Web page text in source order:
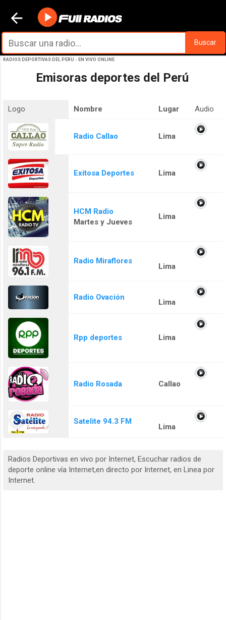
Ir al contenido principal
Buscar
RADIOS DEPORTIVAS DEL PERU - EN VIVO ONLINE
Emisoras deportes del Perú
Logo Nombre Lugar Audio
Radio Callao Lima
Exitosa Deportes Lima
HCM Radio
Martes y Jueves
Lima
Radio Miraflores
Lima
Radio Ovación
Lima
Rpp deportes Lima
Radio Rosada Callao
Satelite 94.3 FM
Lima
Radios Deportivas en vivo por Internet, Escuchar radios de
deporte online vía Internet,en directo por Internet, en Linea por
Internet.